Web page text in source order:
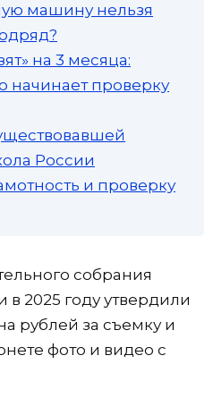
машину нельзя
на 3 месяца:
начинает проверку
России
и проверку
собрания
в 2025 году утвердили
рублей за съемку и
фото и видео с